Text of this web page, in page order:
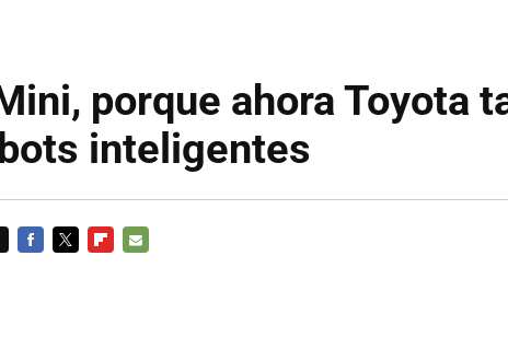
porque ahora Toyota
inteligentes